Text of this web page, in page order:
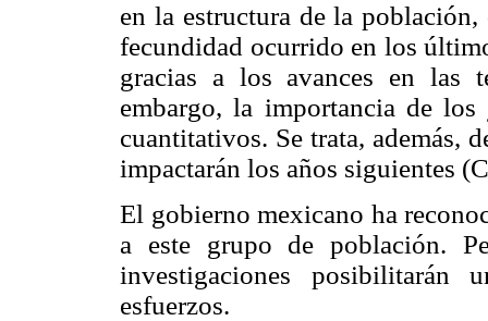
en la estructura de la
fecundidad ocurrido en los
gracias a los avances en las
embargo, la importancia de
cuantitativos. Se trata, además,
impactarán los años siguientes
El gobierno mexicano ha
a este grupo de población.
investigaciones
esfuerzos.